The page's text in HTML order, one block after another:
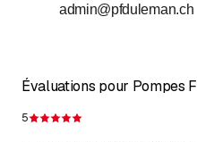
Nous répondons tous les
admin@pfduleman.ch
Évaluations pour Pompes
5